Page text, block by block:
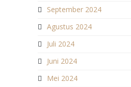
September 2024
Agustus 2024
Juli 2024
Juni 2024
Mei 2024